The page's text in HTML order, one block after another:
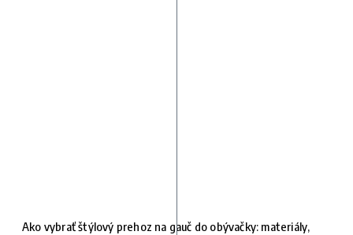
Ako vybrať štýlový prehoz na gauč do obývačky: materiály,